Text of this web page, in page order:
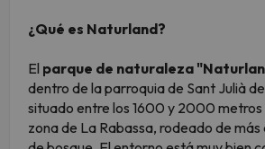
¿Qué es Naturland?
El parque de naturaleza
dentro de la parroquia de Sant Julià
situado entre los 1600 y 2000 metros
zona de La Rabassa, rodeado de